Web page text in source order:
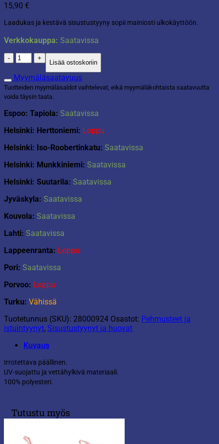
15,90 €
Laadukas ja kestävä sisustustyyny sopii mainiosti ulkokäyttöön.
Verkkokauppa: Saatavissa
Sisustustyyny
ulkokäyttöön
50x30cm
Vintage
flower
määrä
Lisää ostoskoriin
Myymäläsaatavuus
Tuotteiden myymäläsaldot vaihtelevat, eikä myymäläkohtaista saatavuutta
voida täysin taata.
Espoo: Tapiola: Saatavissa
Helsinki: Herttoniemi: Loppu
Helsinki: Iso-Roobertinkatu: Saatavissa
Helsinki: Munkkiniemi: Saatavissa
Helsinki: Suutarila: Saatavissa
Jyväskyla: Saatavissa
Kouvola: Saatavissa
Lahti: Saatavissa
Lappeenranta: Loppu
Pori: Saatavissa
Porvoo: Loppu
Turku: Vähissä
Tuotetunnus (SKU): 28000924 Osastot: Pehmusteet ja
istuintyynyt, Sisustustyynyt ja huovat
Kuvaus
Irrotettava päällinen.
UV-suojattu ja vettähylkivä materiaali.
100% polyesteri.
Tutustu myös